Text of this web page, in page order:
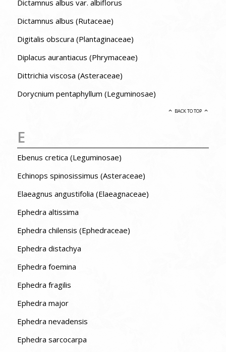
Dictamnus albus var. albiflorus
Dictamnus albus (Rutaceae)
Digitalis obscura (Plantaginaceae)
Diplacus aurantiacus (Phrymaceae)
Dittrichia viscosa (Asteraceae)
Dorycnium pentaphyllum (Leguminosae)
BACK TO TOP
E
Ebenus cretica (Leguminosae)
Echinops spinosissimus (Asteraceae)
Elaeagnus angustifolia (Elaeagnaceae)
Ephedra altissima
Ephedra chilensis (Ephedraceae)
Ephedra distachya
Ephedra foemina
Ephedra fragilis
Ephedra major
Ephedra nevadensis
Ephedra sarcocarpa